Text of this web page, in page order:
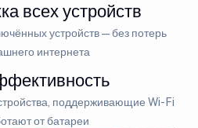
всех устройств
устройств — без потерь
интернета
поддерживающие Wi-Fi
от батареи